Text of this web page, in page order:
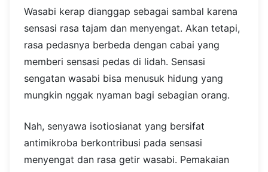
Wasabi kerap dianggap sebagai sambal karena
sensasi rasa tajam dan menyengat. Akan tetapi,
rasa pedasnya berbeda dengan cabai yang
memberi sensasi pedas di lidah. Sensasi
sengatan wasabi bisa menusuk hidung yang
mungkin nggak nyaman bagi sebagian orang.
Nah, senyawa isotiosianat yang bersifat
antimikroba berkontribusi pada sensasi
menyengat dan rasa getir wasabi. Pemakaian